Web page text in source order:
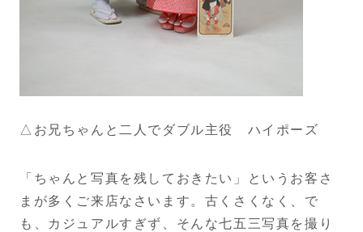
△お兄ちゃんと二人でダブル主役 ハイポーズ
「ちゃんと写真を残しておきたい」というお客さ
まが多くご来店なさいます。古くさくなく、で
も、カジュアルすぎず、そんな七五三写真を撮り